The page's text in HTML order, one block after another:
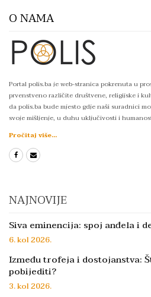
O NAMA
Portal polis.ba je web-stranica pokrenuta u
prvenstveno različite društvene, religijske i
da polis.ba bude mjesto gdje naši suradnici
svoje mišljenje, u duhu uključivosti i
Pročitaj više...
NAJNOVIJE
Siva eminencija: spoj anđela i
6. kol 2026.
Između trofeja i dostojanstva:
pobijediti?
3. kol 2026.